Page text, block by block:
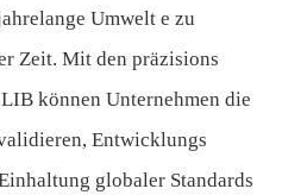
Umwelt e zu
Zeit. Mit den präzisions
können Unternehmen die
Entwicklungs
globaler Standards